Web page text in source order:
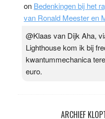
on Bedenkingen bij het
van Ronald Meester en
@Klaas van Dijk Aha,
Lighthouse kom ik bij
kwantummechanica
euro.
ARCHIEF